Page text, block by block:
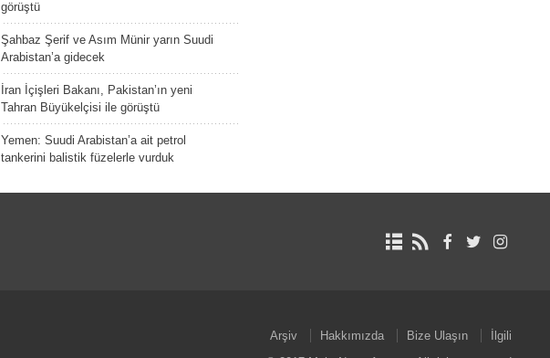
görüştü
Şahbaz Şerif ve Asım Münir yarın Suudi
Arabistan’a gidecek
İran İçişleri Bakanı, Pakistan’ın yeni
Tahran Büyükelçisi ile görüştü
Yemen: Suudi Arabistan’a ait petrol
tankerini balistik füzelerle vurduk
Arşiv Hakkımızda Bize Ulaşın
İlgili